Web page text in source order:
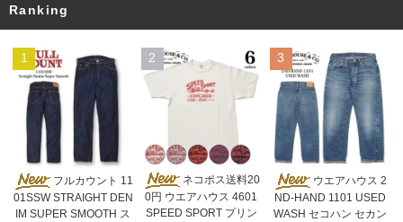
Ranking
1
フルカウント 11
01SSW STRAIGHT DEN
IM SUPER SMOOTH ス
2
ネコポス送料20
0円 ウエアハウス 4601
SPEED SPORT プリン
3
ウエアハウス 2
ND-HAND 1101 USED
WASH セコハン セカン